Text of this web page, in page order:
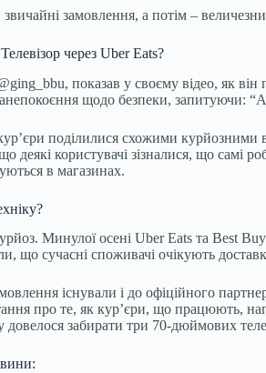
замовлення, а потім –
через Uber Eats?
показав у своєму відео, як
щодо безпеки, запитуючи:
поділилися схожими
деякі користувачі зізналися, що самі
в магазинах.
Минулої осені Uber Eats та Best
що сучасні споживачі очікують
існували і до офіційного
про те, як кур’єри, що працюють,
забирати три 70-дюймових